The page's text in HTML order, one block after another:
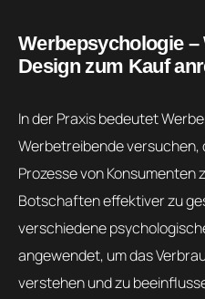
Werbepsychologie
Design zum Kauf
In der Praxis bedeutet
Werbetreibende versuchen,
Prozesse von Konsumenten
Botschaften effektiver zu
verschiedene
angewendet, um das
verstehen und zu